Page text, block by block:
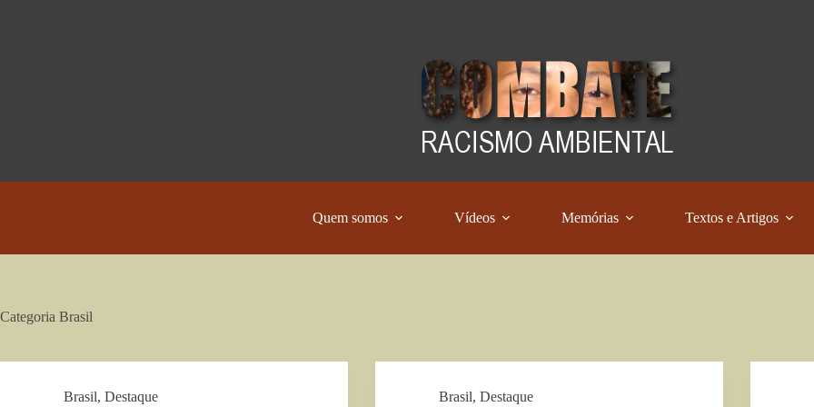
Quem somos Vídeos Memórias Textos e Artigos
Categoria Brasil
Brasil, Destaque Brasil,Destaque